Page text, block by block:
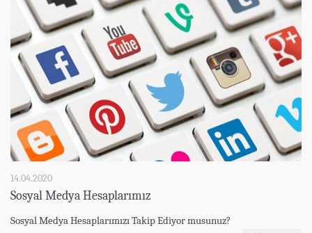
Sosyal Medya Hesaplarımız
14.04.2020
Sosyal Medya Hesaplarımızı Takip Ediyor musunuz?